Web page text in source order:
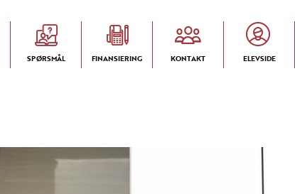
SPØRSMÅL FINANSIERING KONTAKT ELEVSIDE